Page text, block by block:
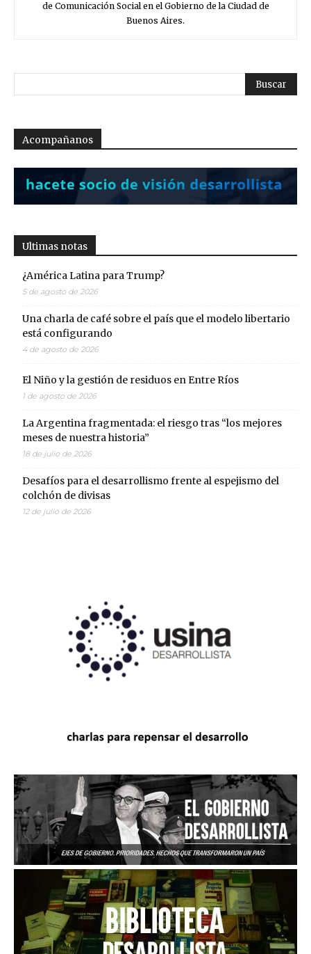
de Comunicación Social en el Gobierno de la Ciudad de
Buenos Aires.
Acompañanos
Ultimas notas
¿América Latina para Trump?
5 de agosto de 2026
Una charla de café sobre el país que el modelo libertario
está configurando
4 de agosto de 2026
El Niño y la gestión de residuos en Entre Ríos
1 de agosto de 2026
La Argentina fragmentada: el riesgo tras “los mejores
meses de nuestra historia”
18 de julio de 2026
Desafíos para el desarrollismo frente al espejismo del
colchón de divisas
12 de julio de 2026